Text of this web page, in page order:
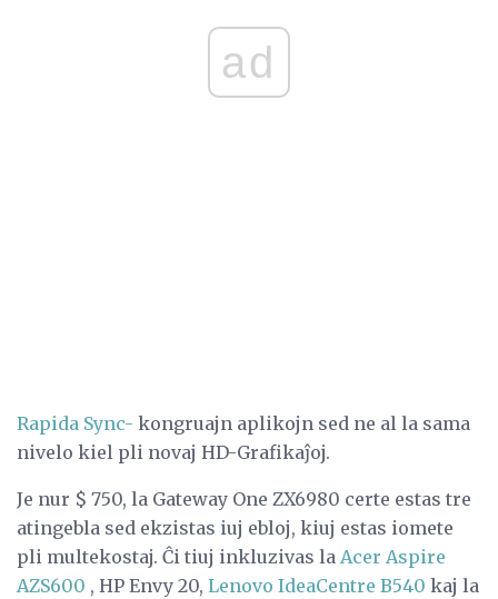
ad
Rapida Sync- kongruajn aplikojn sed ne al la sama
nivelo kiel pli novaj HD-Grafikaĵoj.
Je nur $ 750, la Gateway One ZX6980 certe estas tre
atingebla sed ekzistas iuj ebloj, kiuj estas iomete
pli multekostaj. Ĉi tiuj inkluzivas la Acer Aspire
AZS600 , HP Envy 20, Lenovo IdeaCentre B540 kaj la